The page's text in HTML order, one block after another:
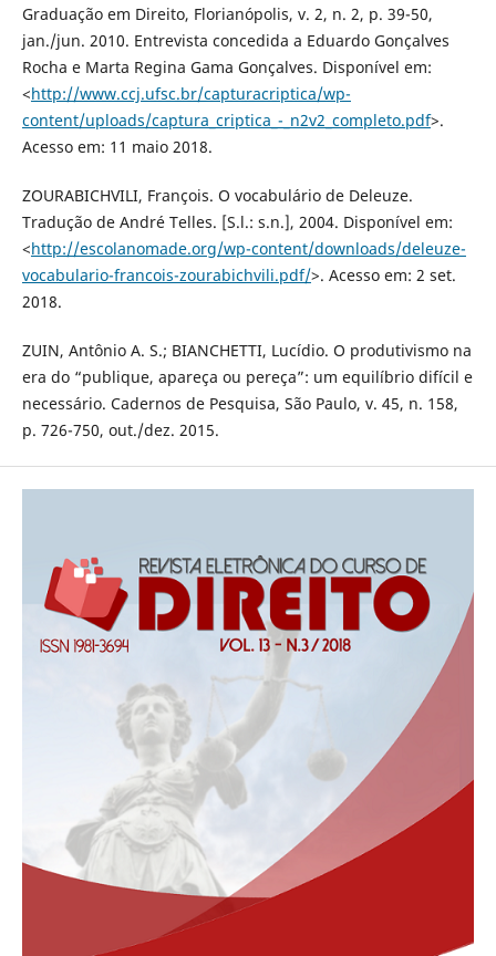
Graduação em Direito, Florianópolis, v. 2, n. 2, p. 39-50,
jan./jun. 2010. Entrevista concedida a Eduardo Gonçalves
Rocha e Marta Regina Gama Gonçalves. Disponível em:
<http://www.ccj.ufsc.br/capturacriptica/wp-
content/uploads/captura_criptica_-_n2v2_completo.pdf>.
Acesso em: 11 maio 2018.
ZOURABICHVILI, François. O vocabulário de Deleuze.
Tradução de André Telles. [S.l.: s.n.], 2004. Disponível em:
<http://escolanomade.org/wp-content/downloads/deleuze-
vocabulario-francois-zourabichvili.pdf/>. Acesso em: 2 set.
2018.
ZUIN, Antônio A. S.; BIANCHETTI, Lucídio. O produtivismo na
era do “publique, apareça ou pereça”: um equilíbrio difícil e
necessário. Cadernos de Pesquisa, São Paulo, v. 45, n. 158,
p. 726-750, out./dez. 2015.